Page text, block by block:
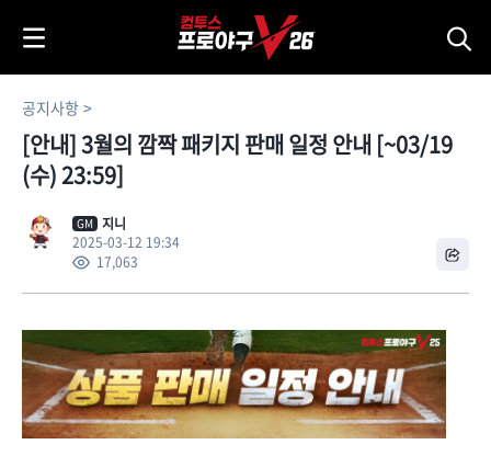
공지사항
[안내] 3월의 깜짝 패키지 판매 일정 안내 [~03/19
(수) 23:59]
GM 지니
2025-03-12 19:34
17,063